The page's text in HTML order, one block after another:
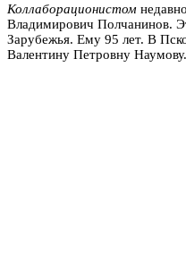
Коллаборационистом
Владимирович Полчанинов.
Зарубежья. Ему 95 лет. В
Валентину Петровну